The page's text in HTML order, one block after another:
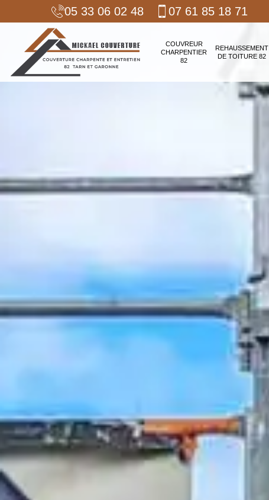
05 33 06 02 48 07 61 85 18 71
COUVREUR
CHARPENTIER
82
REHAUSSEMENT
DE TOITURE 82